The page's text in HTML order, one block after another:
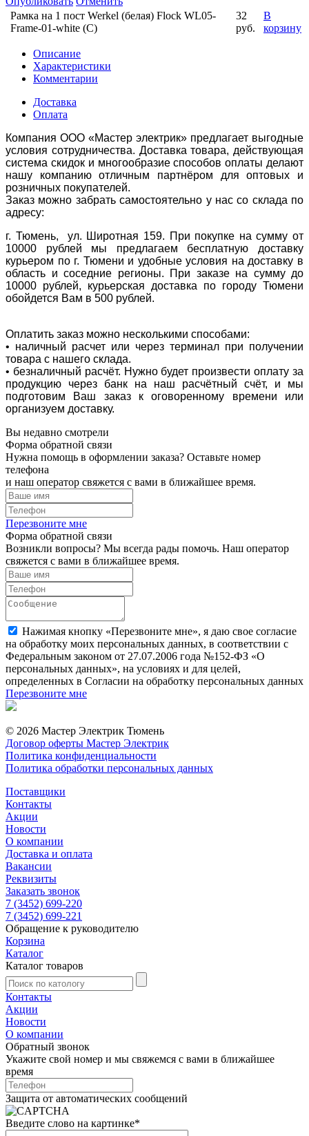
Рамка на 1 пост Werkel (белая) Flock WL05-
Frame-01-white (С)
32
руб.
В
корзину
Описание
Характеристики
Комментарии
Доставка
Оплата
Компания ООО «Мастер электрик» предлагает выгодные
условия сотрудничества. Доставка товара, действующая
система скидок и многообразие способов оплаты делают
нашу компанию отличным партнёром для оптовых и
розничных покупателей.
Заказ можно забрать самостоятельно у нас со склада по
адресу:
г. Тюмень, ул. Широтная 159. При покупке на сумму от
10000 рублей мы предлагаем бесплатную доставку
курьером по г. Тюмени и удобные условия на доставку в
область и соседние регионы. При заказе на сумму до
10000 рублей, курьерская доставка по городу Тюмени
обойдется Вам в 500 рублей.
Оплатить заказ можно несколькими способами:
• наличный расчет или через терминал при получении
товара с нашего склада.
• безналичный расчёт. Нужно будет произвести оплату за
продукцию через банк на наш расчётный счёт, и мы
подготовим Ваш заказ к оговоренному времени или
организуем доставку.
Вы недавно смотрели
Форма обратной связи
Нужна помощь в оформлении заказа? Оставьте номер
телефона
и наш оператор свяжется с вами в ближайшее время.
Перезвоните мне
Форма обратной связи
Возникли вопросы? Мы всегда рады помочь. Наш оператор
свяжется с вами в ближайшее время.
Нажимая кнопку «Перезвоните мне», я даю свое согласие
на обработку моих персональных данных, в соответствии с
Федеральным законом от 27.07.2006 года №152-ФЗ «О
персональных данных», на условиях и для целей,
определенных в Согласии на обработку персональных данных
Перезвоните мне
© 2026 Мастер Электрик Тюмень
Договор оферты Мастер Электрик
Политика конфиденциальности
Политика обработки персональных данных
Поставщики
Контакты
Акции
Новости
О компании
Доставка и оплата
Вакансии
Реквизиты
Заказать звонок
7 (3452) 699-220
7 (3452) 699-221
Обращение к руководителю
Корзина
Каталог
Каталог товаров
Контакты
Акции
Новости
О компании
Обратный звонок
Укажите свой номер и мы свяжемся с вами в ближайшее
время
Защита от автоматических сообщений
Введите слово на картинке*